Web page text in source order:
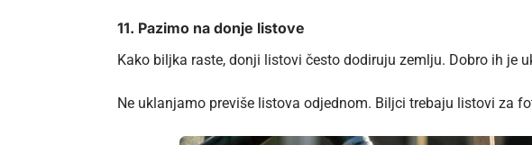
11. Pazimo na donje listove
Kako biljka raste, donji listovi često dodiruju zemlju. Dobro ih
Ne uklanjamo previše listova odjednom. Biljci trebaju listovi za